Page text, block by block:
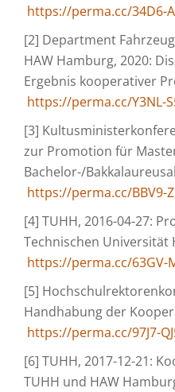
https://perma.cc/34D6-
[2] Department
HAW Hamburg, 2020:
Ergebnis kooperativer
https://perma.cc/Y3NL-
[3]
zur Promotion für
Bachelor-/
https://perma.cc/BBV9-
[4] TUHH, 2016-04-27:
Technischen Universität
https://perma.cc/63GV-
[5]
Handhabung der
https://perma.cc/97J7-
[6] TUHH, 2017-12-21:
TUHH und HAW